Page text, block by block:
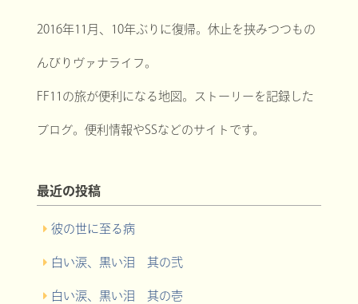
2016年11月、10年ぶりに復帰。休止を挟みつつもの
んびりヴァナライフ。
FF11の旅が便利になる地図。ストーリーを記録した
ブログ。便利情報やSSなどのサイトです。
最近の投稿
彼の世に至る病
白い涙、黒い泪 其の弐
白い涙、黒い泪 其の壱